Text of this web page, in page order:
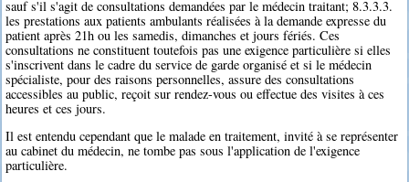
sauf s'il s'agit de consultations demandées par le médecin traitant; 8.3.3.3.
les prestations aux patients ambulants réalisées à la demande expresse du
patient après 21h ou les samedis, dimanches et jours fériés. Ces
consultations ne constituent toutefois pas une exigence particulière si elles
s'inscrivent dans le cadre du service de garde organisé et si le médecin
spécialiste, pour des raisons personnelles, assure des consultations
accessibles au public, reçoit sur rendez-vous ou effectue des visites à ces
heures et ces jours.
Il est entendu cependant que le malade en traitement, invité à se représenter
au cabinet du médecin, ne tombe pas sous l'application de l'exigence
particulière.